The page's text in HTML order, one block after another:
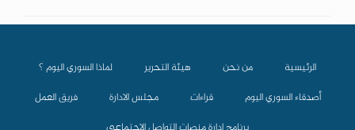
الرئيسية من نحن هيئة التحرير
لماذا السوري اليوم ؟
أصدقاء السوري اليوم
قراءات مجلس الادارة
فريق العمل